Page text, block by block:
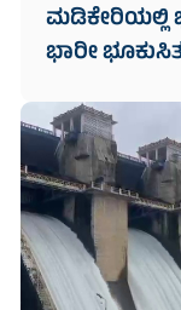
ಮಡಿಕೇರಿಯಲ್ಲಿ
ಭಾರೀ